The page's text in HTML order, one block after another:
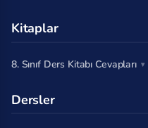
Kitaplar
8. Sınıf Ders Kitabı Cevapları
Dersler